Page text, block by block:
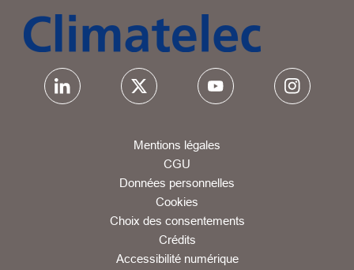
Mentions légales
CGU
Données personnelles
Cookies
Choix des consentements
Crédits
Accessibilité numérique